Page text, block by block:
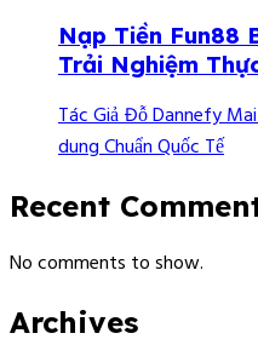
Nạp Tiền Fun88
Trải Nghiệm
Tác Giả Đỗ Dannefy
dung Chuẩn Quốc Tế
Recent
No comments to show.
Archives